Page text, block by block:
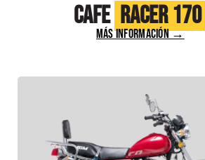
Cafe Racer 170
MÁS INFORMACIÓN →